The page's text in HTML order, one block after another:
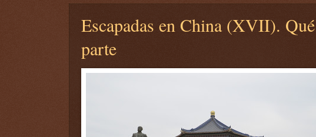
Escapadas en China (XVII).
parte